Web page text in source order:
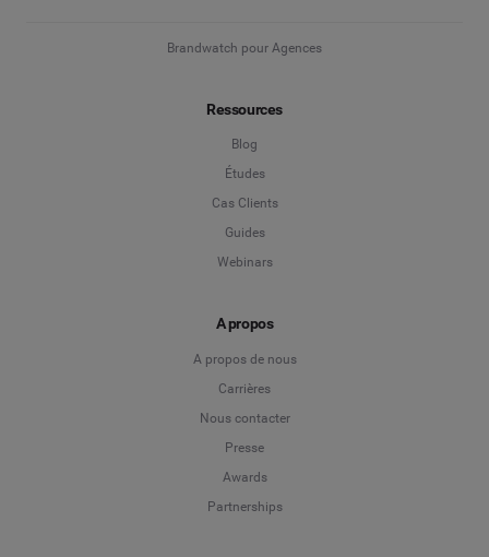
Brandwatch pour Agences
Ressources
Blog
Études
Cas Clients
Guides
Webinars
A propos
A propos de nous
Carrières
Nous contacter
Presse
Awards
Partnerships